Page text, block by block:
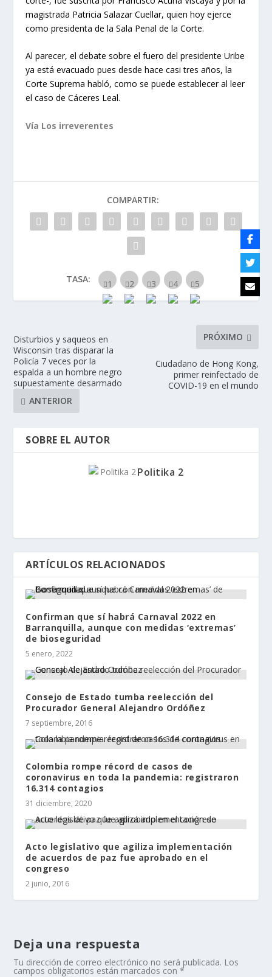
magistrada Patricia Salazar Cuellar, quien hoy ejerce
como presidenta de la Sala Penal de la Corte.
Al parecer, el debate sobre el fuero del presidente Uribe
ya está evacuado pues desde hace casi tres años, la
Corte Suprema habló, como se puede establecer al leer
el caso de Cáceres Leal.
Vía Los irreverentes
COMPARTIR:
TASA:
Disturbios y saqueos en
Wisconsin tras disparar la
Policía 7 veces por la
espalda a un hombre negro
supuestamente desarmado
ANTERIOR
PRÓXIMO
Ciudadano de Hong Kong,
primer reinfectado de
COVID-19 en el mundo
SOBRE EL AUTOR
Politika 2
ARTÍCULOS RELACIONADOS
Confirman que sí habrá Carnaval 2022 en
Barranquilla, aunque con medidas ‘extremas’
de bioseguridad
5 enero, 2022
Consejo de Estado tumba reelección del
Procurador General Alejandro Ordóñez
7 septiembre, 2016
Colombia rompe récord de casos de
coronavirus en toda la pandemia: registraron
16.314 contagios
31 diciembre, 2020
Acto legislativo que agiliza implementación
de acuerdos de paz fue aprobado en el
congreso
2 junio, 2016
Deja una respuesta
Tu dirección de correo electrónico no será publicada. Los
campos obligatorios están marcados con*